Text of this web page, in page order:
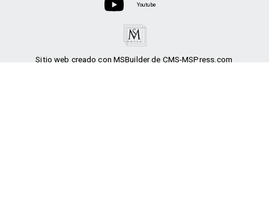
Sitio web creado con MSBuilder de CMS-MSPress.com
Youtube